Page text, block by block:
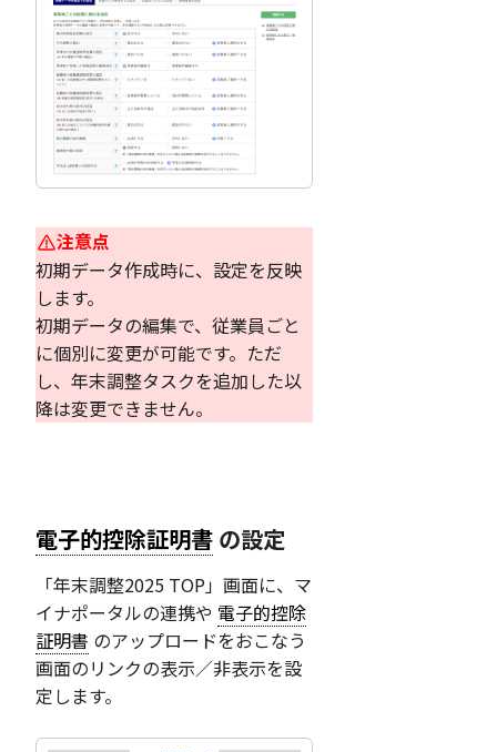
注意点
初期データ作成時に、設定を反映
します。
初期データの編集で、従業員ごと
に個別に変更が可能です。ただ
し、年末調整タスクを追加した以
降は変更できません。
電子的控除証明書 の設定
「年末調整2025 TOP」画面に、マ
イナポータルの連携や 電子的控除
証明書 のアップロードをおこなう
画面のリンクの表示／非表示を設
定します。